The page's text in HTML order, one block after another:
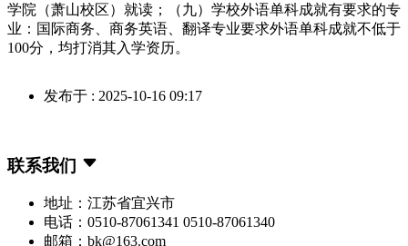
学院（萧山校区）就读；（九）学校外语单科成就有要求的专
业：国际商务、商务英语、翻译专业要求外语单科成就不低于
100分，均打消其入学资历。
发布于 : 2025-10-16 09:17
联系我们
地址：江苏省宜兴市
电话：0510-87061341 0510-87061340
邮箱：bk@163.com